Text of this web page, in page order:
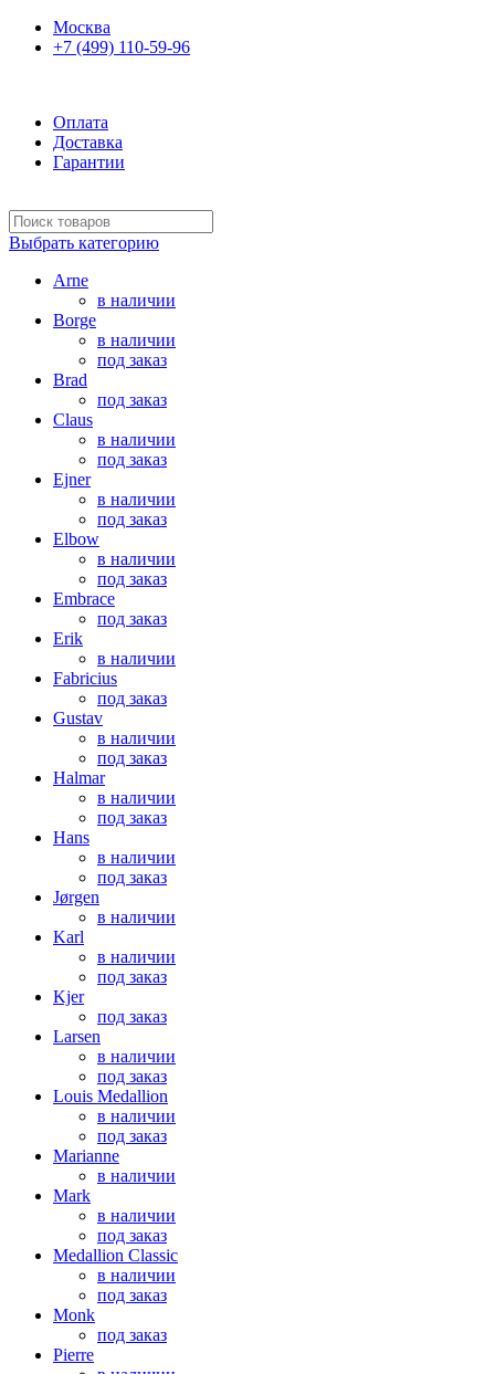
Москва
+7 (499) 110-59-96
Оплата
Доставка
Гарантии
Выбрать категорию
Arne
в наличии
Borge
в наличии
под заказ
Brad
под заказ
Claus
в наличии
под заказ
Ejner
в наличии
под заказ
Elbow
в наличии
под заказ
Embrace
под заказ
Erik
в наличии
Fabricius
под заказ
Gustav
в наличии
под заказ
Halmar
в наличии
под заказ
Hans
в наличии
под заказ
Jørgen
в наличии
Karl
в наличии
под заказ
Kjer
под заказ
Larsen
в наличии
под заказ
Louis Medallion
в наличии
под заказ
Marianne
в наличии
Mark
в наличии
под заказ
Medallion Classic
в наличии
под заказ
Monk
под заказ
Pierre